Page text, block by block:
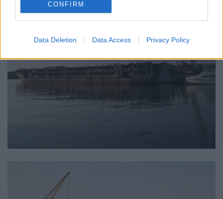
CONFIRM
Data Deletion Data Access Privacy Policy